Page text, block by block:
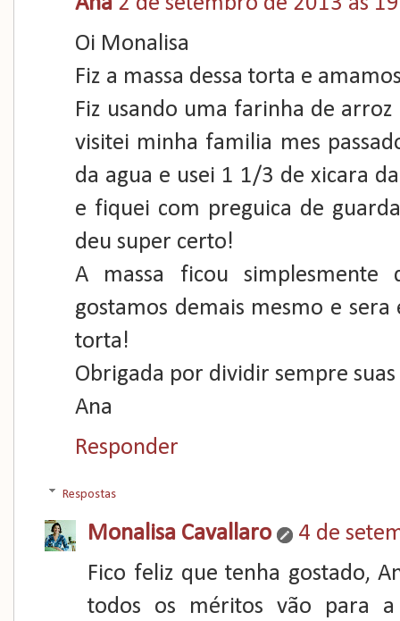
Oi Monalisa
Fiz a massa dessa torta e
Fiz usando uma farinha de
visitei minha familia mes
da agua e usei 1 1/3 de xicara
e fiquei com preguica de
deu super certo!
A massa ficou simplesmente
gostamos demais mesmo e
torta!
Obrigada por dividir sempre
Ana
Responder
Respostas
Monalisa Cavallaro
4 de
Fico feliz que tenha gostado,
todos os méritos vão para